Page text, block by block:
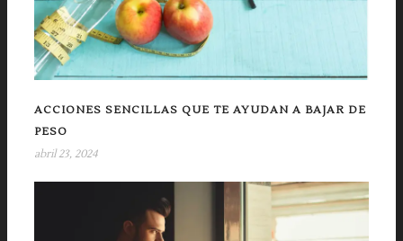
ACCIONES SENCILLAS QUE TE AYUDAN A BAJAR DE
PESO
abril 23, 2024